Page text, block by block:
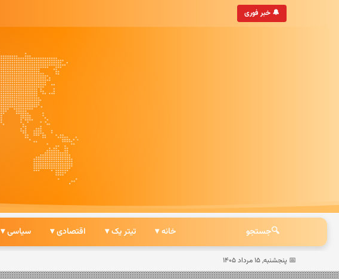
🔔 خبر فوری• به‌روزترین خبرگزاری ایرانی
🔍جستجو خانه ▾ تیتر یک ▾ اقتصادی ▾ سیاسی ▾
📅 پنجشنبه, ۱۵ مرداد ۱۴۰۵